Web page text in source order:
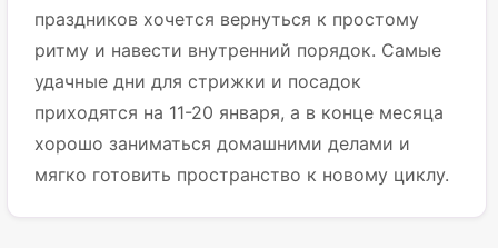
праздников хочется вернуться к простому
ритму и навести внутренний порядок. Самые
удачные дни для стрижки и посадок
приходятся на 11-20 января, а в конце месяца
хорошо заниматься домашними делами и
мягко готовить пространство к новому циклу.